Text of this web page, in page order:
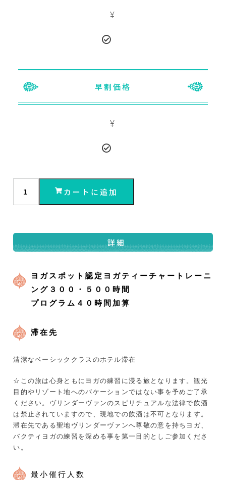
¥
早割価格
¥
早割授業料
カートに追加
詳細
ヨガスポット認定ヨガティーチャートレーニ
ング３００・５００時間
プログラム４０時間加算
滞在先
清潔なベーシッククラスのホテル滞在
☆この旅は心身ともにヨガの練習に浸る旅となります。観光
目的やリゾート地へのバケーションではない事を予めご了承
ください。ヴリンダーヴァンのスピリチュアルな法律で飲酒
は禁止されていますので、現地での飲酒は不可となります。
滞在先である聖地ヴリンダーヴァンへ尊敬の意を持ちヨガ、
バクティヨガの練習を深める事を第一目的としご参加くださ
い。
最小催行人数